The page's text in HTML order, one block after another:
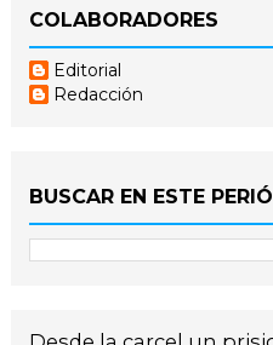
COLABORADORES
Editorial
Redacción
BUSCAR EN ESTE